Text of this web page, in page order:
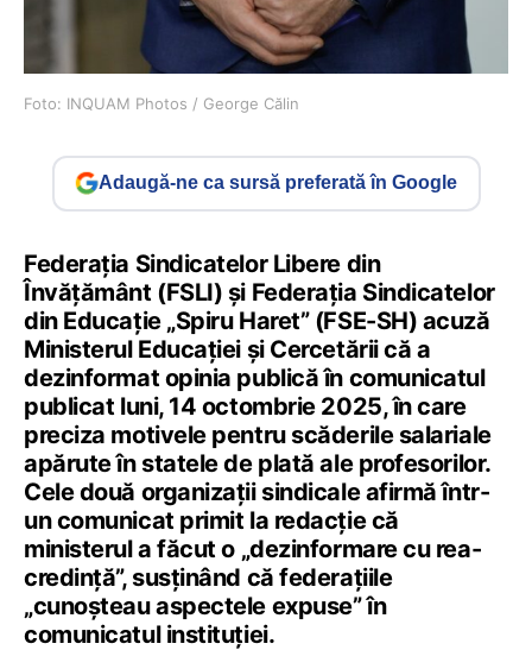
Foto: INQUAM Photos / George Călin
Adaugă-ne ca sursă preferată în Google
Federația Sindicatelor Libere din
Învățământ (FSLI) și Federația Sindicatelor
din Educație „Spiru Haret” (FSE-SH) acuză
Ministerul Educației și Cercetării că a
dezinformat opinia publică în comunicatul
publicat luni, 14 octombrie 2025, în care
preciza motivele pentru scăderile salariale
apărute în statele de plată ale profesorilor.
Cele două organizații sindicale afirmă într-
un comunicat primit la redacție că
ministerul a făcut o „dezinformare cu rea-
credință”, susținând că federațiile
„cunoșteau aspectele expuse” în
comunicatul instituției.